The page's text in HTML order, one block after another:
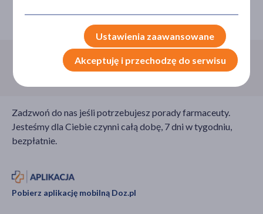
Porozmawiaj z farmaceutą
Infolinia:800 110 110
Zadzwoń do nas jeśli potrzebujesz porady farmaceuty.
Jesteśmy dla Ciebie czynni całą dobę, 7 dni w tygodniu,
bezpłatnie.
Pobierz aplikację mobilną Doz.pl
Ustawienia zaawansowane
Akceptuję i przechodzę do serwisu